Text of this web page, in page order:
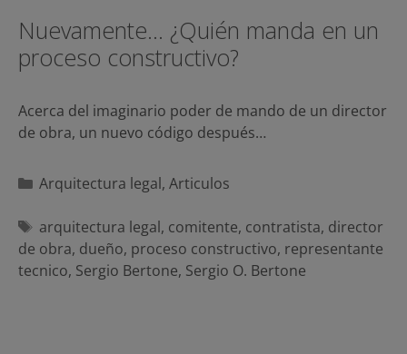
Nuevamente… ¿Quién manda en un
proceso constructivo?
Acerca del imaginario poder de mando de un director
de obra, un nuevo código después…
Categorías
Arquitectura legal, Articulos
Etiquetas
arquitectura legal, comitente, contratista, director
de obra, dueño, proceso constructivo, representante
tecnico, Sergio Bertone, Sergio O. Bertone